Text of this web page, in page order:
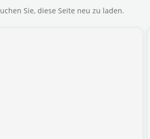
Sie, diese Seite neu zu laden.